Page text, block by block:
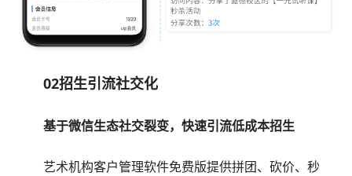
02招生引流社交化
基于微信生态社交裂变，快速引流低成本招生
艺术机构客户管理软件免费版提供拼团、砍价、秒